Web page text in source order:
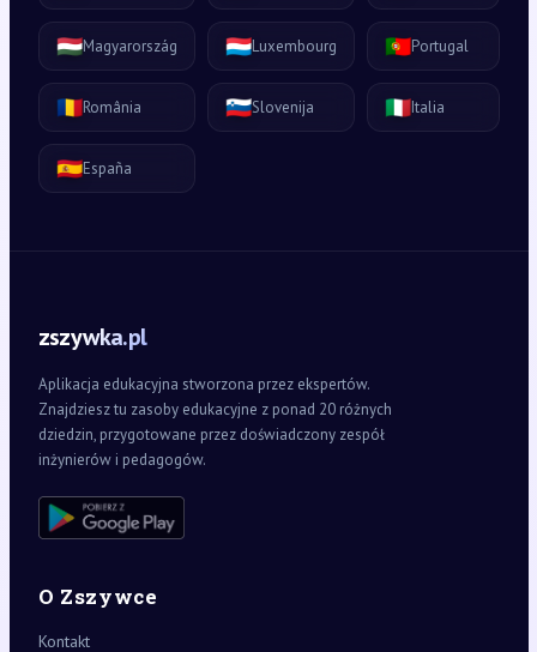
🇭🇺Magyarország 🇱🇺Luxembourg 🇵🇹Portugal
🇷🇴România 🇸🇮Slovenija 🇮🇹Italia
🇪🇸España
zszywka.pl
Aplikacja edukacyjna stworzona przez ekspertów.
Znajdziesz tu zasoby edukacyjne z ponad 20 różnych
dziedzin, przygotowane przez doświadczony zespół
inżynierów i pedagogów.
O Zszywce
Kontakt